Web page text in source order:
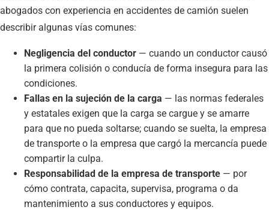
abogados con experiencia en accidentes de camión suelen
describir algunas vías comunes:
Negligencia del conductor — cuando un conductor causó
la primera colisión o conducía de forma insegura para las
condiciones.
Fallas en la sujeción de la carga — las normas federales
y estatales exigen que la carga se cargue y se amarre
para que no pueda soltarse; cuando se suelta, la empresa
de transporte o la empresa que cargó la mercancía puede
compartir la culpa.
Responsabilidad de la empresa de transporte — por
cómo contrata, capacita, supervisa, programa o da
mantenimiento a sus conductores y equipos.